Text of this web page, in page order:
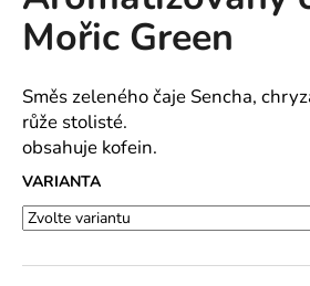
0,0
z
hvězdiček.
Mořic Green
Směs zeleného čaje Sencha,
růže stolisté.
obsahuje kofein.
VARIANTA
a
j
í
t
?